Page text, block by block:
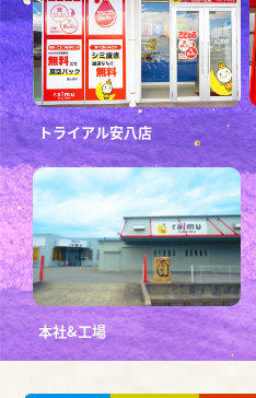
トライアル安八店
本社&工場